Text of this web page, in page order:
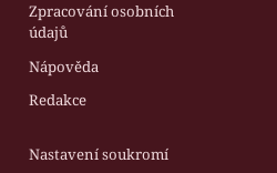
Zpracování osobních
údajů
Nápověda
Redakce
Nastavení soukromí